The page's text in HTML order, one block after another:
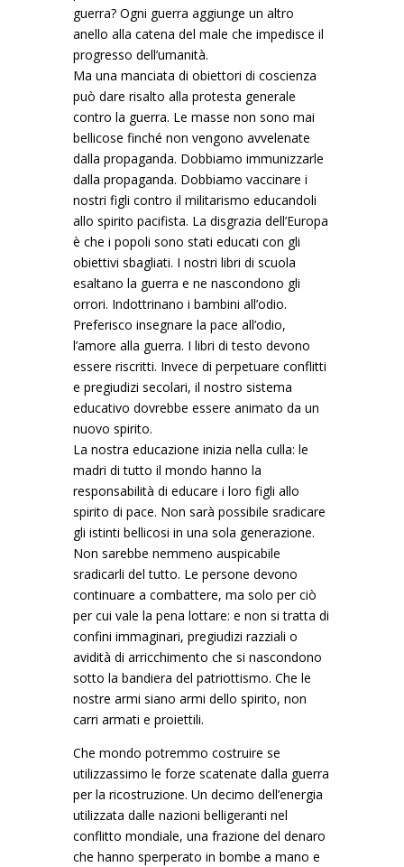
guerra? Ogni guerra aggiunge un altro
anello alla catena del male che impedisce il
progresso dell’umanità.
Ma una manciata di obiettori di coscienza
può dare risalto alla protesta generale
contro la guerra. Le masse non sono mai
bellicose finché non vengono avvelenate
dalla propaganda. Dobbiamo immunizzarle
dalla propaganda. Dobbiamo vaccinare i
nostri figli contro il militarismo educandoli
allo spirito pacifista. La disgrazia dell’Europa
è che i popoli sono stati educati con gli
obiettivi sbagliati. I nostri libri di scuola
esaltano la guerra e ne nascondono gli
orrori. Indottrinano i bambini all’odio.
Preferisco insegnare la pace all’odio,
l’amore alla guerra. I libri di testo devono
essere riscritti. Invece di perpetuare conflitti
e pregiudizi secolari, il nostro sistema
educativo dovrebbe essere animato da un
nuovo spirito.
La nostra educazione inizia nella culla: le
madri di tutto il mondo hanno la
responsabilità di educare i loro figli allo
spirito di pace. Non sarà possibile sradicare
gli istinti bellicosi in una sola generazione.
Non sarebbe nemmeno auspicabile
sradicarli del tutto. Le persone devono
continuare a combattere, ma solo per ciò
per cui vale la pena lottare: e non si tratta di
confini immaginari, pregiudizi razziali o
avidità di arricchimento che si nascondono
sotto la bandiera del patriottismo. Che le
nostre armi siano armi dello spirito, non
carri armati e proiettili.
Che mondo potremmo costruire se
utilizzassimo le forze scatenate dalla guerra
per la ricostruzione. Un decimo dell’energia
utilizzata dalle nazioni belligeranti nel
conflitto mondiale, una frazione del denaro
che hanno sperperato in bombe a mano e